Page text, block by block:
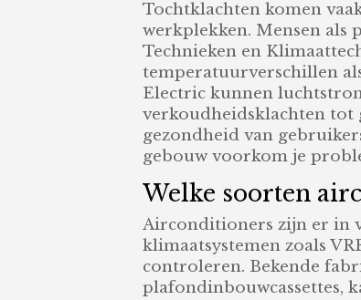
Tochtklachten komen
werkplekken. Mensen als
Technieken en
temperatuurverschillen
Electric kunnen
verkoudheidsklachten tot
gezondheid van
gebouw voorkom je
Welke soorten
Airconditioners zijn er in
klimaatsystemen zoals
controleren. Bekende
plafondinbouwcassettes,